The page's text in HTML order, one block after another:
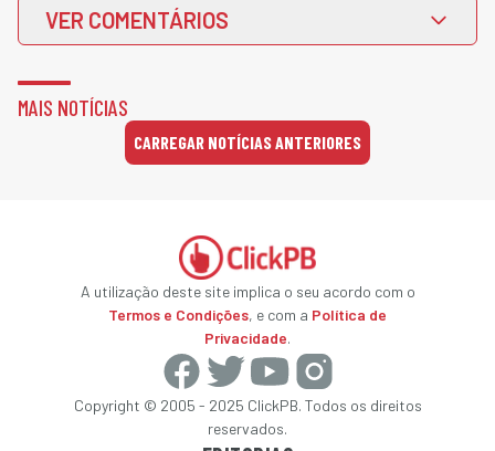
VER COMENTÁRIOS
MAIS NOTÍCIAS
CARREGAR NOTÍCIAS ANTERIORES
A utilização deste site implica o seu acordo com o
Termos e Condições, e com a Política de
Privacidade.
Copyright © 2005 - 2025 ClickPB. Todos os direitos
reservados.